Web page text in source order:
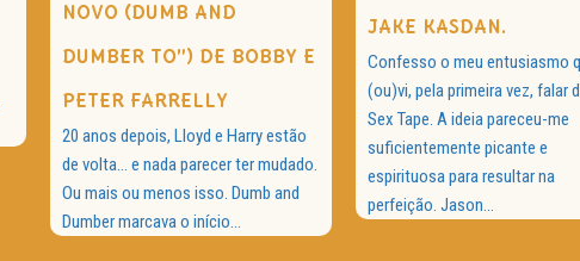
NOVO (DUMB AND
DUMBER TO”) DE BOBBY E
PETER FARRELLY
20 anos depois, Lloyd e Harry estão
de volta… e nada parecer ter mudado.
Ou mais ou menos isso. Dumb and
Dumber marcava o início...
JAKE KASDAN.
Confesso o meu entusiasmo
(ou)vi, pela primeira vez, falar
Sex Tape. A ideia pareceu-me
suficientemente picante e
espirituosa para resultar na
perfeição. Jason...